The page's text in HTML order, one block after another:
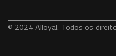
© 2024 Alloyal. Todos os